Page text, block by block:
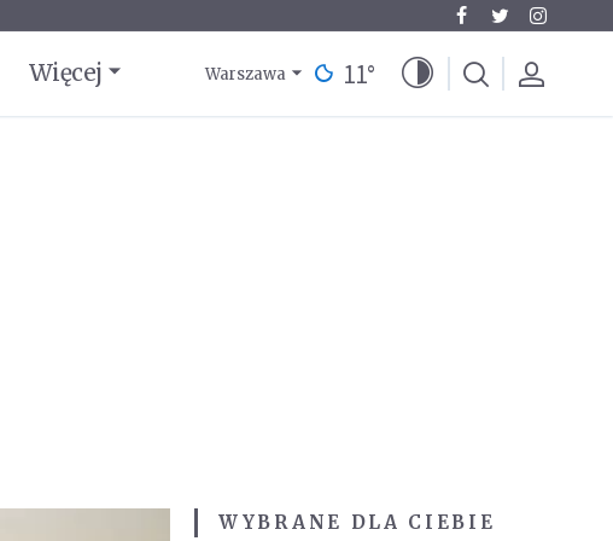
Więcej Warszawa 11°
WYBRANE DLA CIEBIE